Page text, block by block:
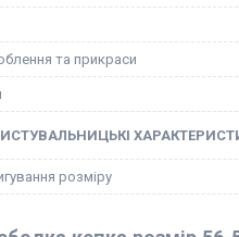
та прикраси
розміру